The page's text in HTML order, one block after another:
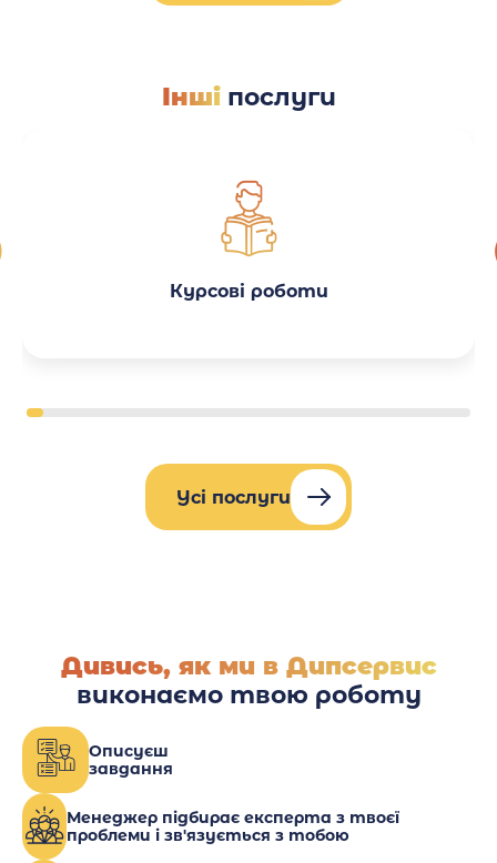
Іншіпослуги
Курсові роботи
Усі послуги
Дивись, як ми в Дипсервис
виконаємо твою роботу
Описуєш
завдання
Менеджер підбирає експерта з твоєї
проблеми і зв'язується з тобою